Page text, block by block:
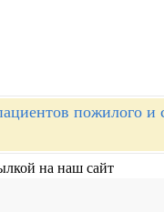
пожилого и
на наш сайт